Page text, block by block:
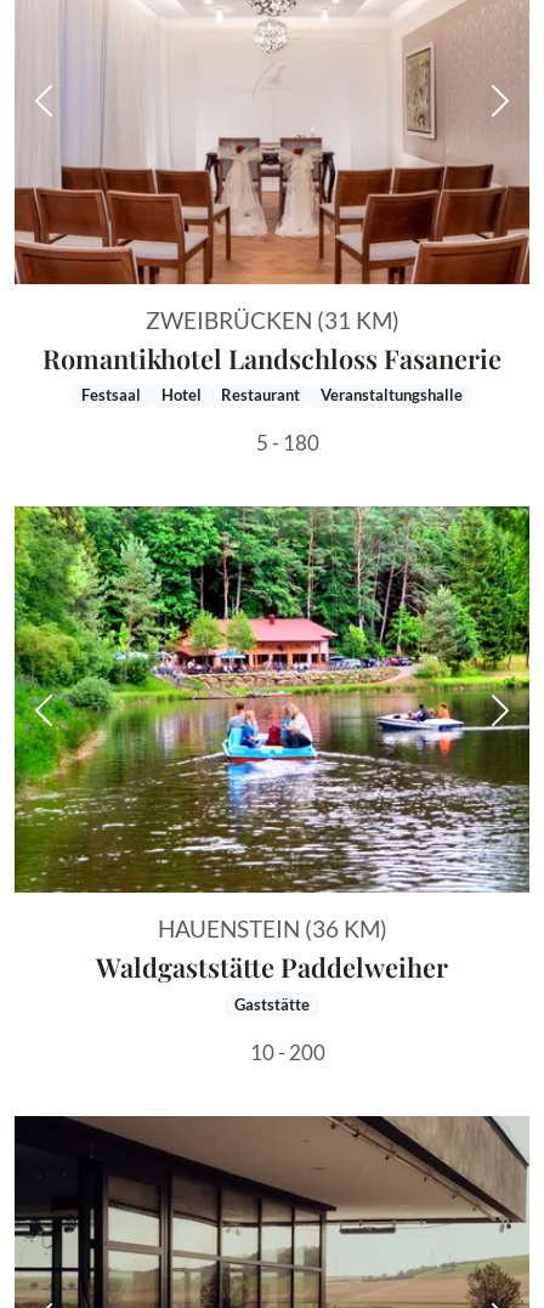
Vorheriges Bild
ZWEIBRÜCKEN (31 KM)
Romantikhotel Landschloss Fasanerie
Festsaal Hotel Restaurant Veranstaltungshalle
5 - 180
Vorheriges Bild
HAUENSTEIN (36 KM)
Waldgaststätte Paddelweiher
Gaststätte
10 - 200